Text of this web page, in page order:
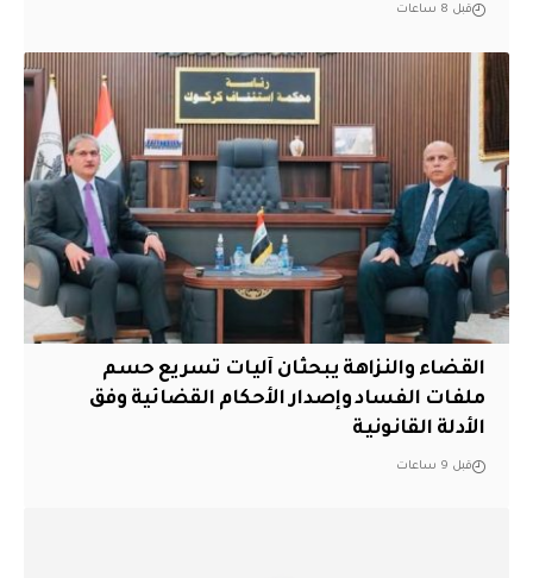
قبل 8 ساعات
القضاء والنزاهة يبحثان آليات تسريع حسم
ملفات الفساد وإصدار الأحكام القضائية وفق
الأدلة القانونية
قبل 9 ساعات